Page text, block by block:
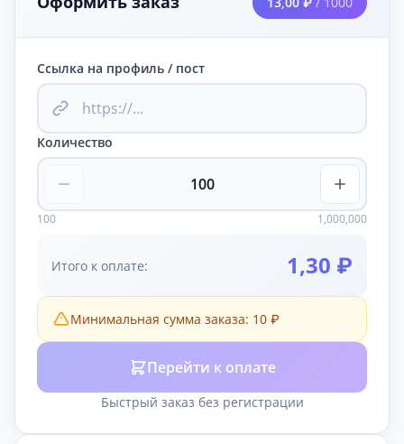
Ссылка на профиль / пост
Количество
100 1,000,000
Итого к оплате: 1,30 ₽
Минимальная сумма заказа: 10 ₽
Перейти к оплате
Быстрый заказ без регистрации